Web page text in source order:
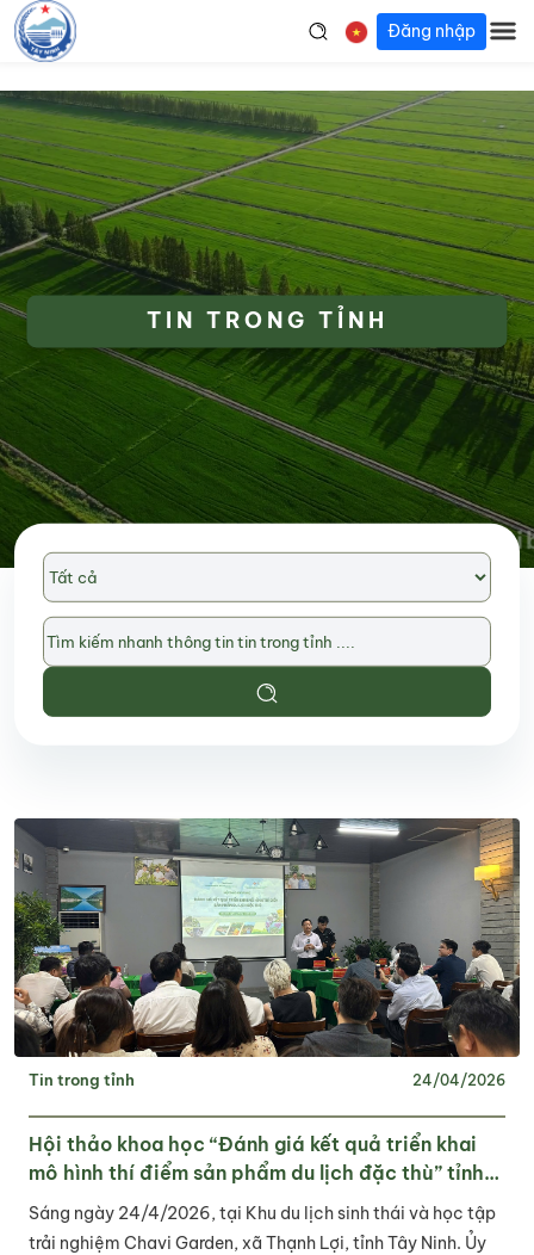
Đăng nhập
TIN TRONG TỈNH
Tin trong tỉnh 24/04/2026
Hội thảo khoa học “Đánh giá kết quả triển khai
mô hình thí điểm sản phẩm du lịch đặc thù” tỉnh
Tây Ninh
Sáng ngày 24/4/2026, tại Khu du lịch sinh thái và học tập
trải nghiệm Chavi Garden, xã Thạnh Lợi, tỉnh Tây Ninh. Ủy